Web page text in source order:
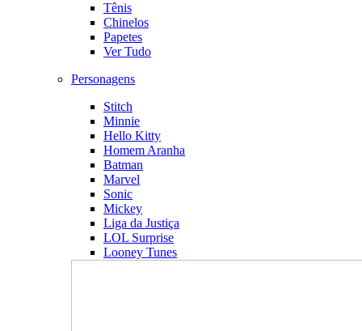
Tênis
Chinelos
Papetes
Ver Tudo
Personagens
Stitch
Minnie
Hello Kitty
Homem Aranha
Batman
Marvel
Sonic
Mickey
Liga da Justiça
LOL Surprise
Looney Tunes